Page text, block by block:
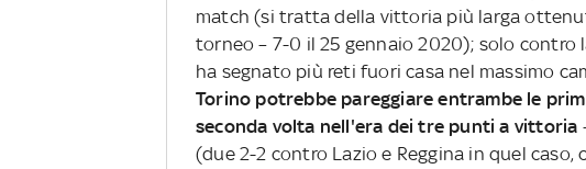
match (si tratta della vittoria più larga
torneo – 7-0 il 25 gennaio 2020); solo contro
ha segnato più reti fuori casa nel massimo
Torino potrebbe pareggiare entrambe le
seconda volta nell'era dei tre punti a vittoria
(due 2-2 contro Lazio e Reggina in quel